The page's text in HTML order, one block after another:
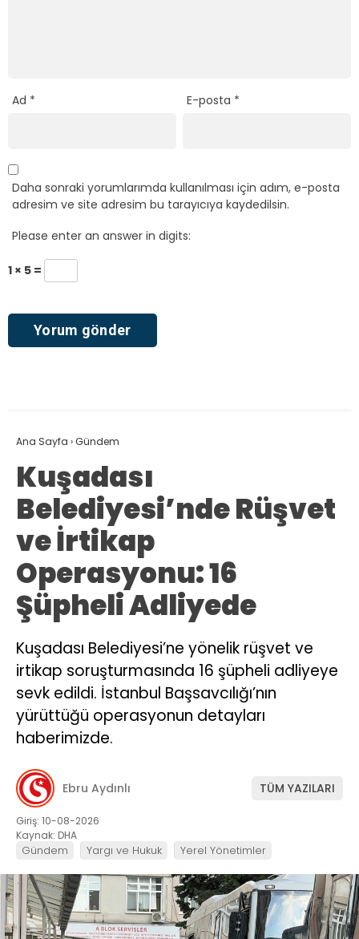
Ad * E-posta *
Daha sonraki yorumlarımda kullanılması için adım, e-posta
adresim ve site adresim bu tarayıcıya kaydedilsin.
Please enter an answer in digits:
1 × 5 =
Ana Sayfa ›Gündem
Kuşadası
Belediyesi’nde Rüşvet
ve İrtikap
Operasyonu: 16
Şüpheli Adliyede
Kuşadası Belediyesi’ne yönelik rüşvet ve
irtikap soruşturmasında 16 şüpheli adliyeye
sevk edildi. İstanbul Başsavcılığı’nın
yürüttüğü operasyonun detayları
haberimizde.
Ebru Aydınlı TÜM YAZILARI
Giriş: 10-08-2026
Kaynak: DHA
Gündem Yargı ve Hukuk Yerel Yönetimler